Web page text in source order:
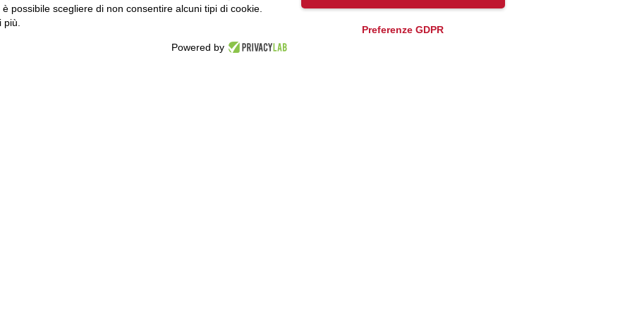
erano
ed
possibile scegliere di non consentire alcuni tipi di cookie.
Powered by
Preferenze GDPR